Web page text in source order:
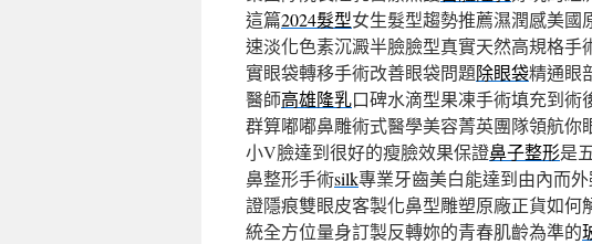
這篇2024髮型女生髮型趨勢推薦濕潤感美國
速淡化色素沉澱半臉臉型真實天然高規格手
實眼袋轉移手術改善眼袋問題除眼袋精通眼
醫師高雄隆乳口碑水滴型果凍手術填充到
群算嘟嘟鼻雕術式醫學美容菁英團隊領航你
小V臉達到很好的瘦臉效果保證鼻子整形是
鼻整形手術silk專業牙齒美白能達到由內而
證隱痕雙眼皮客製化鼻型雕塑原廠正貨如何
統全方位量身訂製反轉妳的青春肌齡為準的